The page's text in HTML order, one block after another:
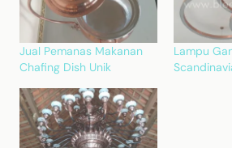
Jual Pemanas Makanan
Chafing Dish Unik
Lampu